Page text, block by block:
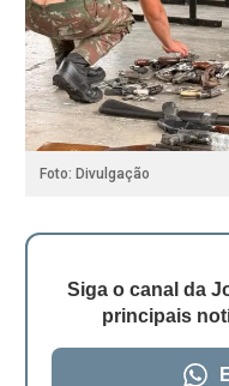
Foto: Divulgação
Siga o canal da
principais